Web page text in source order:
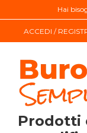
Hai
ACCEDI /
Prodotti